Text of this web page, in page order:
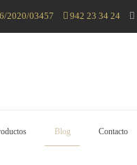
2020/03457 942 23 34 24
Blog Contacto